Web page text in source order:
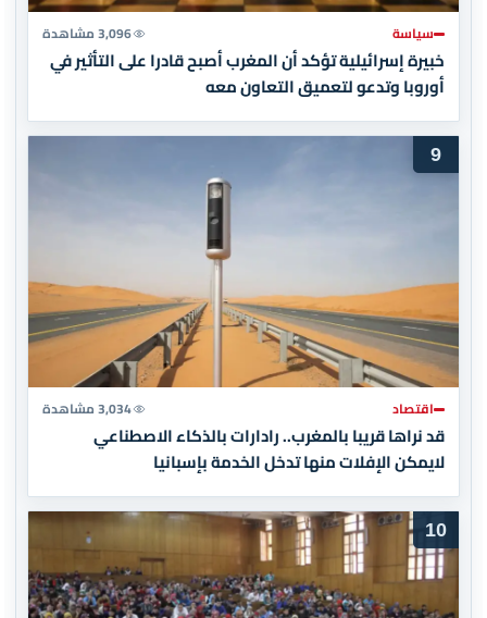
سياسة 3,096 مشاهدة
خبيرة إسرائيلية تؤكد أن المغرب أصبح قادرا على التأثير في
أوروبا وتدعو لتعميق التعاون معه
9
اقتصاد 3,034 مشاهدة
قد نراها قريبا بالمغرب.. رادارات بالذكاء الاصطناعي
لايمكن الإفلات منها تدخل الخدمة بإسبانيا
10